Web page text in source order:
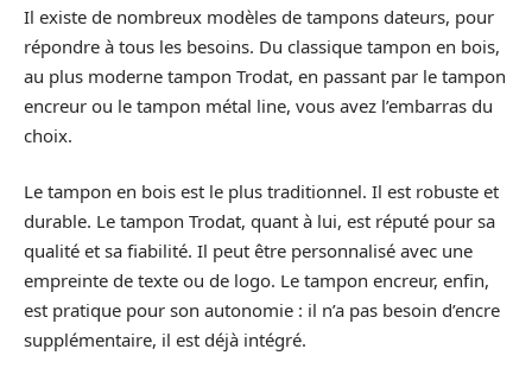
Il existe de nombreux modèles de tampons dateurs, pour
répondre à tous les besoins. Du classique tampon en bois,
au plus moderne tampon Trodat, en passant par le tampon
encreur ou le tampon métal line, vous avez l’embarras du
choix.
Le tampon en bois est le plus traditionnel. Il est robuste et
durable. Le tampon Trodat, quant à lui, est réputé pour sa
qualité et sa fiabilité. Il peut être personnalisé avec une
empreinte de texte ou de logo. Le tampon encreur, enfin,
est pratique pour son autonomie : il n’a pas besoin d’encre
supplémentaire, il est déjà intégré.